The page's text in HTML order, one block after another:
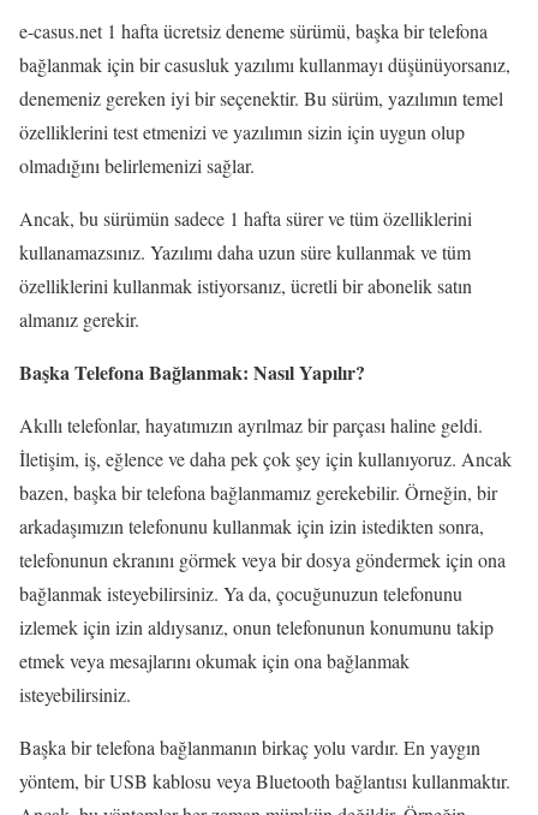
e-casus.net 1 hafta ücretsiz deneme sürümü, başka bir telefona
bağlanmak için bir casusluk yazılımı kullanmayı düşünüyorsanız,
denemeniz gereken iyi bir seçenektir. Bu sürüm, yazılımın temel
özelliklerini test etmenizi ve yazılımın sizin için uygun olup
olmadığını belirlemenizi sağlar.
Ancak, bu sürümün sadece 1 hafta sürer ve tüm özelliklerini
kullanamazsınız. Yazılımı daha uzun süre kullanmak ve tüm
özelliklerini kullanmak istiyorsanız, ücretli bir abonelik satın
almanız gerekir.
Başka Telefona Bağlanmak: Nasıl Yapılır?
Akıllı telefonlar, hayatımızın ayrılmaz bir parçası haline geldi.
İletişim, iş, eğlence ve daha pek çok şey için kullanıyoruz. Ancak
bazen, başka bir telefona bağlanmamız gerekebilir. Örneğin, bir
arkadaşımızın telefonunu kullanmak için izin istedikten sonra,
telefonunun ekranını görmek veya bir dosya göndermek için ona
bağlanmak isteyebilirsiniz. Ya da, çocuğunuzun telefonunu
izlemek için izin aldıysanız, onun telefonunun konumunu takip
etmek veya mesajlarını okumak için ona bağlanmak
isteyebilirsiniz.
Başka bir telefona bağlanmanın birkaç yolu vardır. En yaygın
yöntem, bir USB kablosu veya Bluetooth bağlantısı kullanmaktır.